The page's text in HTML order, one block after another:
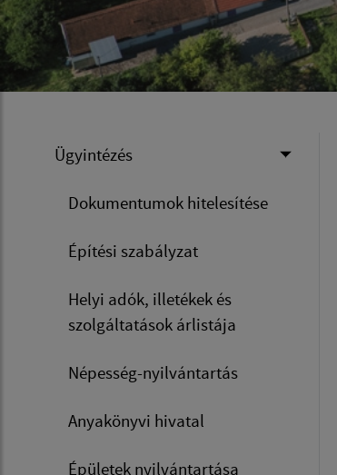
Ügyintézés
Dokumentumok hitelesítése
Építési szabályzat
Helyi adók, illetékek és
szolgáltatások árlistája
Népesség-nyilvántartás
Anyakönyvi hivatal
Épületek nyilvántartása